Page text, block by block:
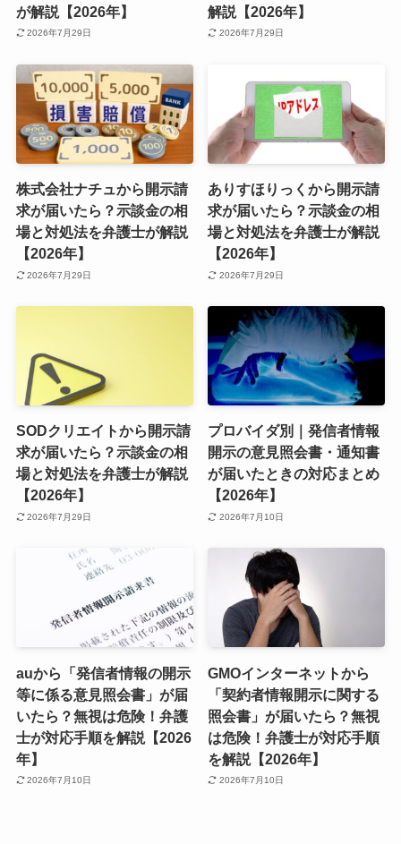
が解説【2026年】
2026年7月29日
解説【2026年】
2026年7月29日
株式会社ナチュから開示請
求が届いたら？示談金の相
場と対処法を弁護士が解説
【2026年】
2026年7月29日
ありすほりっくから開示請
求が届いたら？示談金の相
場と対処法を弁護士が解説
【2026年】
2026年7月29日
SODクリエイトから開示請
求が届いたら？示談金の相
場と対処法を弁護士が解説
【2026年】
2026年7月29日
プロバイダ別｜発信者情報
開示の意見照会書・通知書
が届いたときの対応まとめ
【2026年】
2026年7月10日
auから「発信者情報の開示
等に係る意見照会書」が届
いたら？無視は危険！弁護
士が対応手順を解説【2026
年】
2026年7月10日
GMOインターネットから
「契約者情報開示に関する
照会書」が届いたら？無視
は危険！弁護士が対応手順
を解説【2026年】
2026年7月10日